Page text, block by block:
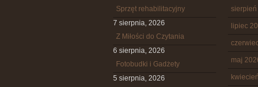
Sprzęt rehabilitacyjny
7 sierpnia, 2026
Z Miłości do Czytania
6 sierpnia, 2026
Fotobudki i Gadżety
5 sierpnia, 2026
sierpień
lipiec
maj